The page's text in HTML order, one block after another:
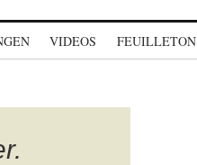
VIDEOS FEUILLETON